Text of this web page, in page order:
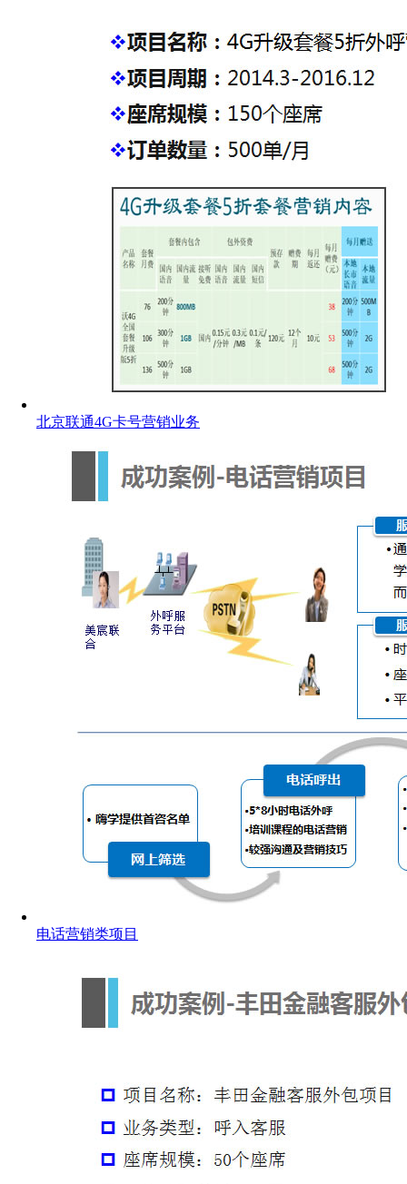
北京联通4G卡号营销业务
电话营销类项目